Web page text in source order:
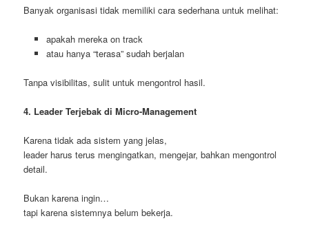
Banyak organisasi tidak memiliki cara sederhana untuk melihat:
apakah mereka on track
atau hanya “terasa” sudah berjalan
Tanpa visibilitas, sulit untuk mengontrol hasil.
4. Leader Terjebak di Micro-Management
Karena tidak ada sistem yang jelas,
leader harus terus mengingatkan, mengejar, bahkan mengontrol
detail.
Bukan karena ingin…
tapi karena sistemnya belum bekerja.